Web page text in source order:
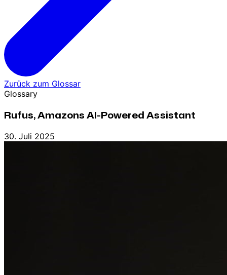
Zurück zum Glossar
Glossary
Rufus, Amazons AI-Powered Assistant
30. Juli 2025